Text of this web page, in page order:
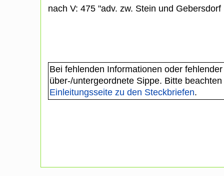
nach V: 475 "adv. zw. Stein und
Bei fehlenden Informationen oder
über-/untergeordnete Sippe. Bitte
Einleitungsseite zu den Steckbriefen.